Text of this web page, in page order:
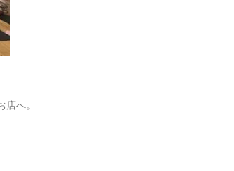
へ。